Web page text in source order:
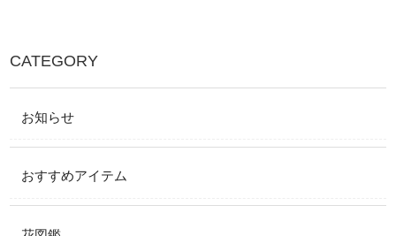
CATEGORY
お知らせ
おすすめアイテム